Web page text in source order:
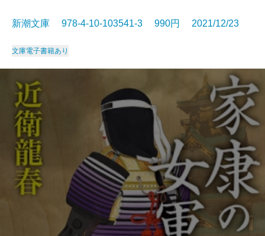
新潮文庫 978-4-10-103541-3 990円 2021/12/23
文庫電子書籍あり